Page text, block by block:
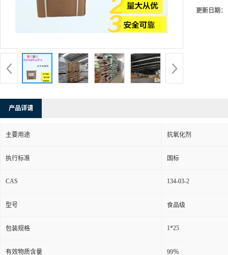
更新日期：
产品详请
主要用途 抗氧化剂
执行标准 国标
CAS 134-03-2
型号 食品级
包装规格 1*25
有效物质含量 99％